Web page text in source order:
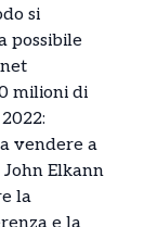
si
possibile
milioni di
vendere a
John Elkann
la